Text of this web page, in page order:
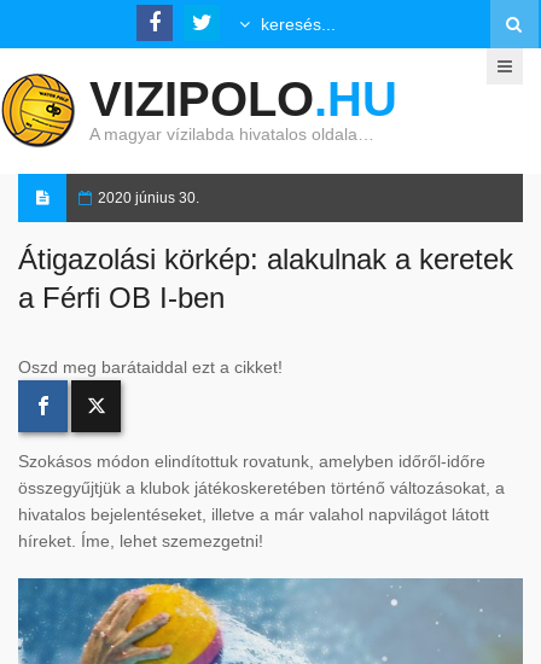
VIZIPOLO.HU
A magyar vízilabda hivatalos oldala…
2020 június 30.
Átigazolási körkép: alakulnak a keretek
a Férfi OB I-ben
Oszd meg barátaiddal ezt a cikket!
Szokásos módon elindítottuk rovatunk, amelyben időről-időre
összegyűjtjük a klubok játékoskeretében történő változásokat, a
hivatalos bejelentéseket, illetve a már valahol napvilágot látott
híreket. Íme, lehet szemezgetni!